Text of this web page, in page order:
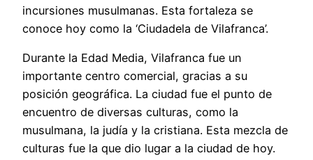
incursiones musulmanas. Esta fortaleza se
conoce hoy como la ‘Ciudadela de Vilafranca’.
Durante la Edad Media, Vilafranca fue un
importante centro comercial, gracias a su
posición geográfica. La ciudad fue el punto de
encuentro de diversas culturas, como la
musulmana, la judía y la cristiana. Esta mezcla de
culturas fue la que dio lugar a la ciudad de hoy.